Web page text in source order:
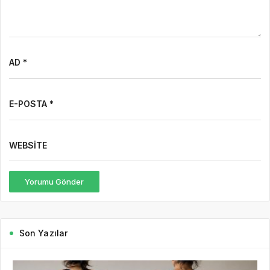
AD *
E-POSTA *
WEBSITE
Yorumu Gönder
Son Yazılar